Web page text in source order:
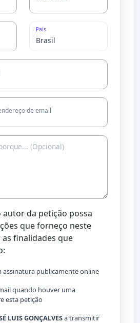
País
de email
autor da petição possa
que forneço neste
finalidades que
assinatura publicamente online
quando houver uma
esta petição
LUIS GONÇALVESa transmitir